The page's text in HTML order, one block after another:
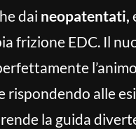
dai neopatentati,
frizione EDC. Il
alle
la guida